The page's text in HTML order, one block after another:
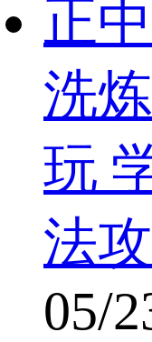
正
洗
玩
法
05/